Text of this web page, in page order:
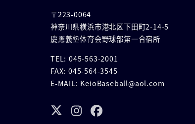
〒223-0064
神奈川県横浜市港北区下田町2-14-5
慶應義塾体育会野球部第一合宿所
TEL: 045-563-2001
FAX: 045-564-3545
E-MAIL: KeioBaseball@aol.com